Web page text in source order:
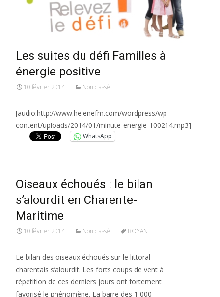
Les suites du défi Familles à
énergie positive
10 février 2014 Non classé
[audio:http://www.helenefm.com/wordpress/wp-
content/uploads/2014/01/minute-energie-100214.mp3]
WhatsApp
Oiseaux échoués : le bilan
s’alourdit en Charente-
Maritime
10 février 2014 Non classé ROYAN
Le bilan des oiseaux échoués sur le littoral
charentais s’alourdit. Les forts coups de vent à
répétition de ces derniers jours ont fortement
favorisé le phénomène. La barre des 1 000